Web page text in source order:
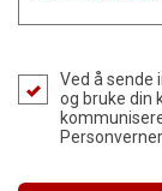
Ved å sende
og bruke din